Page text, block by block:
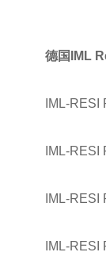
德国IML
IML-
IML-
IML-
IML-